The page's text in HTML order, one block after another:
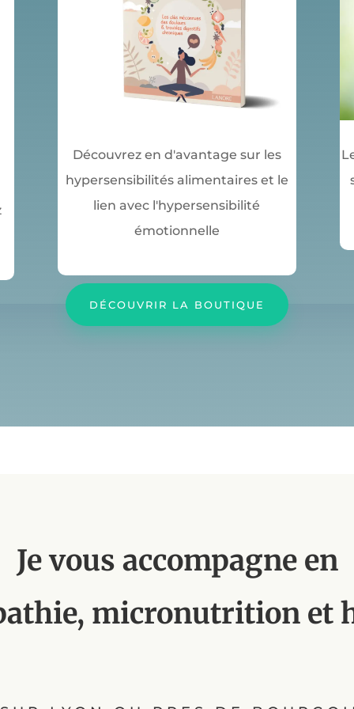
Découvrez en d'avantage sur les
hypersensibilités alimentaires et le
lien avec l'hypersensibilité
émotionnelle
DÉCOUVRIR LA BOUTIQUE
Je vous accompagne en
micronutrition et